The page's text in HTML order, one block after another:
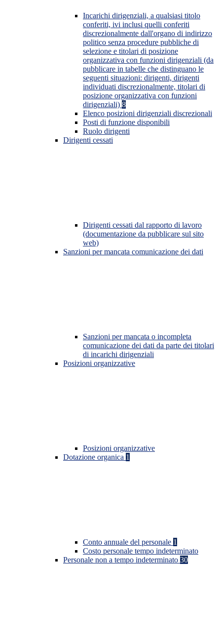
Incarichi dirigenziali, a qualsiasi titolo
conferiti, ivi inclusi quelli conferiti
discrezionalmente dall'organo di indirizzo
politico senza procedure pubbliche di
selezione e titolari di posizione
organizzativa con funzioni dirigenziali (da
pubblicare in tabelle che distinguano le
seguenti situazioni: dirigenti, dirigenti
individuati discrezionalmente, titolari di
posizione organizzativa con funzioni
dirigenziali) 8
Elenco posizioni dirigenziali discrezionali
Posti di funzione disponibili
Ruolo dirigenti
Dirigenti cessati
Dirigenti cessati dal rapporto di lavoro
(documentazione da pubblicare sul sito
web)
Sanzioni per mancata comunicazione dei dati
Sanzioni per mancata o incompleta
comunicazione dei dati da parte dei titolari
di incarichi dirigenziali
Posizioni organizzative
Posizioni organizzative
Dotazione organica 1
Conto annuale del personale 1
Costo personale tempo indeterminato
Personale non a tempo indeterminato 30